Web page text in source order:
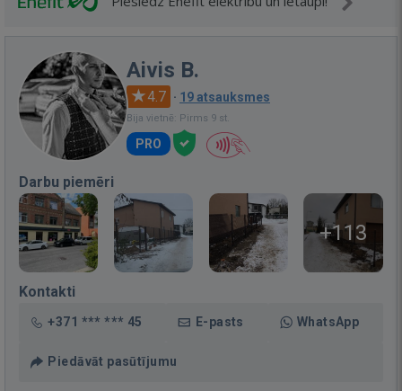
Aivis B.
4.7 · 19 atsauksmes
Bija vietnē: Pirms 9 st.
PRO
Darbu piemēri
+113
Kontakti
+371 *** *** 45 E-pasts WhatsApp
Piedāvāt pasūtījumu